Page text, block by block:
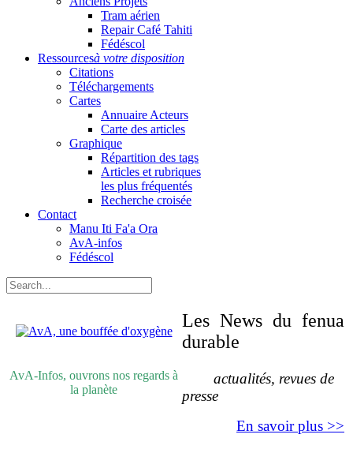
Tram aérien
Repair Café Tahiti
Fédéscol
Ressourcesà votre disposition
Citations
Téléchargements
Cartes
Annuaire Acteurs
Carte des articles
Graphique
Répartition des tags
Articles et rubriques
les plus fréquentés
Recherche croisée
Contact
Manu Iti Fa'a Ora
AvA-infos
Fédéscol
Les News du fenua
durable
AvA-Infos, ouvrons nos regards à
la planète
actualités, revues de
presse
En savoir plus >>